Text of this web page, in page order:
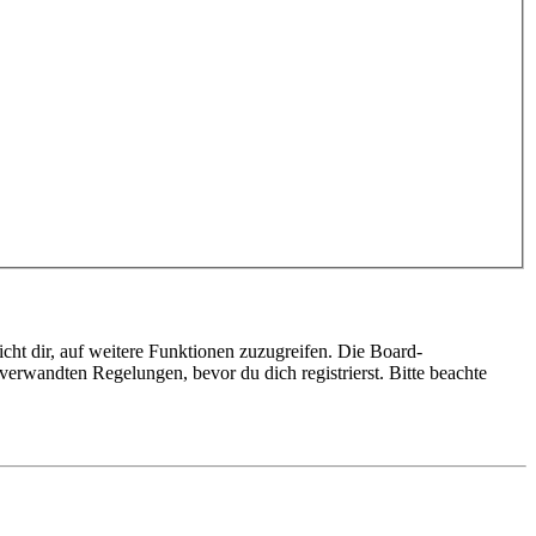
dir, auf weitere Funktionen zuzugreifen. Die Board-
Regelungen, bevor du dich registrierst. Bitte beachte